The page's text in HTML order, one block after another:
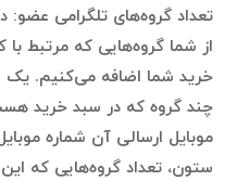
تعداد گروه‌های تلگرامی عضو:
از شما گروه‌هایی که مرتبط
خرید شما اضافه می‌کنیم. یک
چند گروه که در سبد خرید
موبایل ارسالی آن شماره
ستون،‌ تعداد گروه‌هایی که